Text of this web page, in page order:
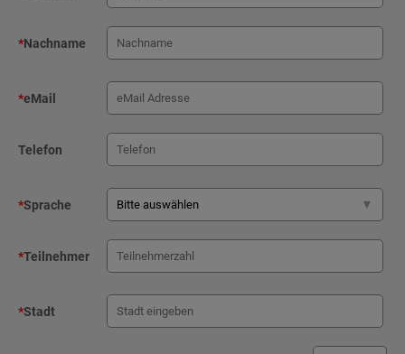
*Nachname
*eMail
Telefon
*Sprache
*Teilnehmer
*Stadt